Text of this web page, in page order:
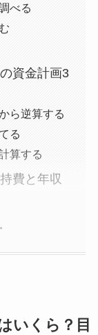
べる
資金計画3
ら逆算する
る
算する
費と年収
いくら？目